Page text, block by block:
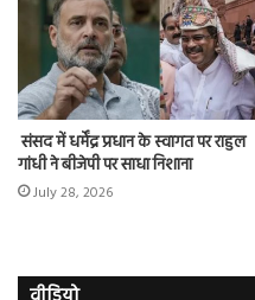
संसद में धर्मेंद्र प्रधान के स्वागत पर राहुल
गांधी ने बीजेपी पर साधा निशाना
July 28, 2026